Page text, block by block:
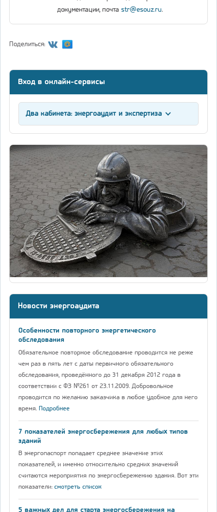
документации, почта str@esouz.ru.
Поделиться:
Вход в онлайн-сервисы
Два кабинета: энергоаудит и экспертиза
Новости энергоаудита
Особенности повторного энергетического
обследования
Обязательное повторное обследование проводится не реже
чем раз в пять лет с даты первичного обязательного
обследования, проведённого до 31 декабря 2012 года в
соответствии с ФЗ №261 от 23.11.2009. Добровольное
проводится по желанию заказчика в любое удобное для него
время. Подробнее
7 показателей энергосбережения для любых типов
зданий
В энергопаспорт попадает среднее значение этих
показателей, и именно относительно средних значений
считаются мероприятия по энергосбережению здания. Вот эти
показатели: смотреть список
5 важных дел для старта энергосбережения на